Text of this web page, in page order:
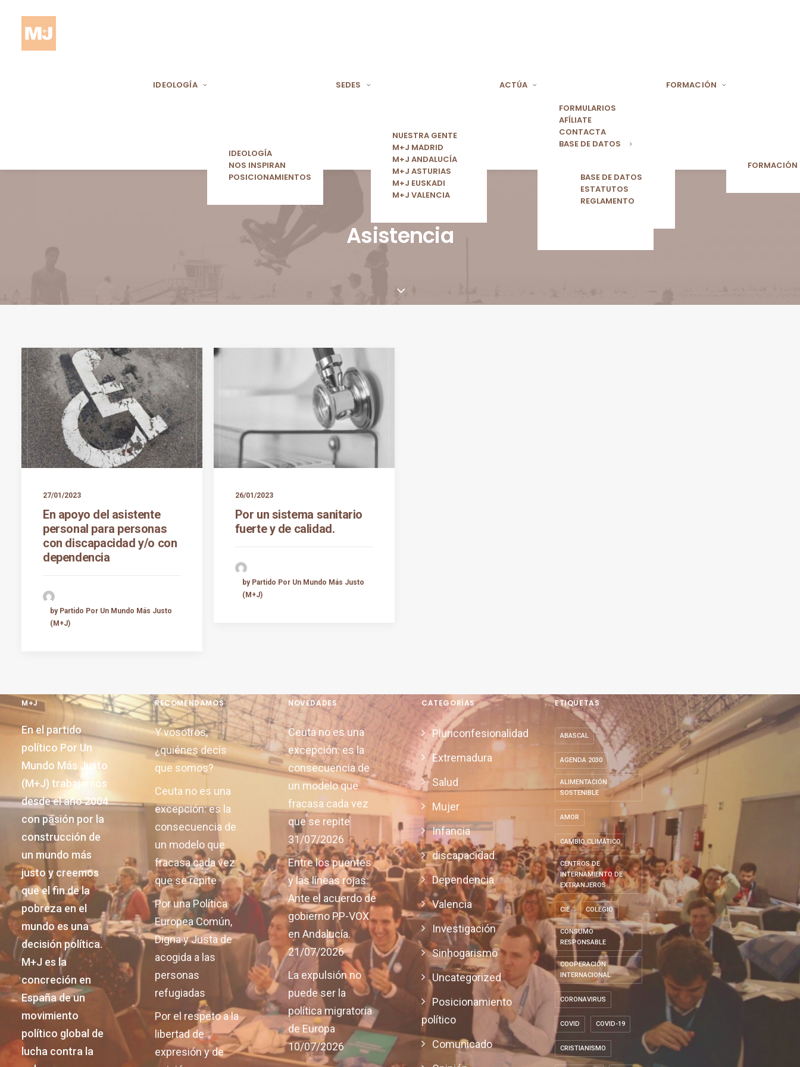
IDEOLOGÍA
IDEOLOGÍA
NOS INSPIRAN
POSICIONAMIENTOS
SEDES
NUESTRA GENTE
M+J MADRID
M+J ANDALUCÍA
M+J ASTURIAS
M+J EUSKADI
M+J VALENCIA
ACTÚA
FORMULARIOS
AFÍLIATE
CONTACTA
BASE DE DATOS
BASE DE DATOS
ESTATUTOS
REGLAMENTO
FORMACIÓN
FORMACIÓN
Asistencia
27/01/2023
En apoyo del asistente
personal para personas
con discapacidad y/o con
dependencia
by Partido Por Un Mundo Más Justo
(M+J)
26/01/2023
Por un sistema sanitario
fuerte y de calidad.
by Partido Por Un Mundo Más Justo
(M+J)
M+J
En el partido
político Por Un
Mundo Más Justo
(M+J) trabajamos
desde el año 2004
con pasión por la
construcción de
un mundo más
justo y creemos
que el fin de la
pobreza en el
mundo es una
decisión política.
M+J es la
concreción en
España de un
movimiento
político global de
lucha contra la
RECOMENDAMOS
Y vosotros,
¿quiénes decís
que somos?
Ceuta no es una
excepción: es la
consecuencia de
un modelo que
fracasa cada vez
que se repite
Por una Política
Europea Común,
Digna y Justa de
acogida a las
personas
refugiadas
Por el respeto a la
libertad de
expresión y de
NOVEDADES
Ceuta no es una
excepción: es la
consecuencia de
un modelo que
fracasa cada vez
que se repite
31/07/2026
Entre los puentes
y las líneas rojas:
Ante el acuerdo de
gobierno PP-VOX
en Andalucía.
21/07/2026
La expulsión no
puede ser la
política migratoria
de Europa
10/07/2026
CATEGORÍAS
Pluriconfesionalidad
Extremadura
Salud
Mujer
Infancia
discapacidad
Dependencia
Valencia
Investigación
Sinhogarismo
Uncategorized
Posicionamiento
político
Comunicado
ETIQUETAS
ABASCAL
AGENDA 2030
ALIMENTACIÓN
SOSTENIBLE
AMOR
CAMBIO CLIMÁTICO
CENTROS DE
INTERNAMIENTO DE
EXTRANJEROS
CIE COLEGIO
CONSUMO
RESPONSABLE
COOPERACIÓN
INTERNACIONAL
CORONAVIRUS
COVID COVID-19
CRISTIANISMO